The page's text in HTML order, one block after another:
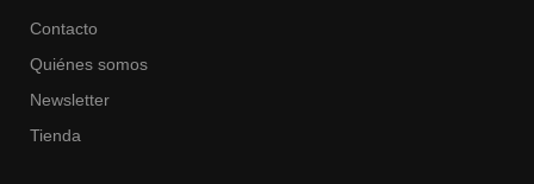
Contacto
Quiénes somos
Newsletter
Tienda